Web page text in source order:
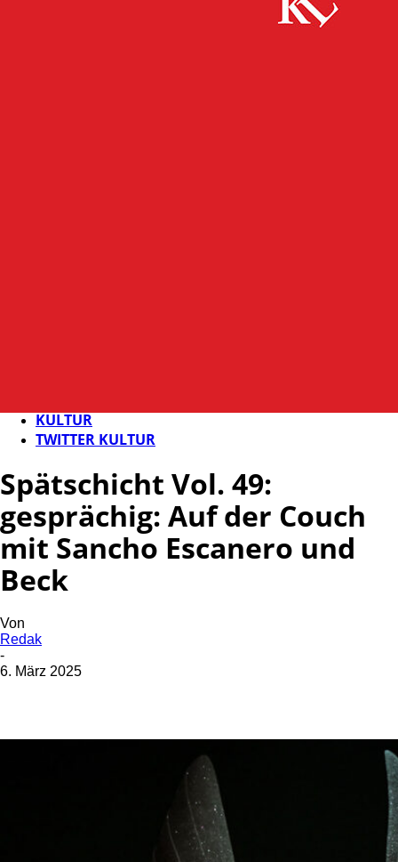
KULTUR
TWITTER KULTUR
Spätschicht Vol. 49:
gesprächig: Auf der Couch
mit Sancho Escanero und
Beck
Von
Redak
-
6. März 2025